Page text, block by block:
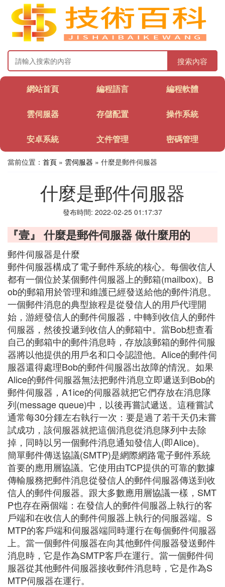
搜索內容
網站首頁 編程語言 編程軟體
雲伺服器 存儲配置 操作系統
安卓系統 文件管理 密碼管理
當前位置： 首頁 » 雲伺服器 » 什麼是郵件伺服器
什麼是郵件伺服器
發布時間: 2022-02-25 01:17:37
『壹』 什麼是郵件伺服器 做什麼用的
郵件伺服器是什麼
郵件伺服器構成了電子郵件系統的核心。每個收信人
都有一個位於某個郵件伺服器上的郵箱(mailbox)。B
ob的郵箱用於管理和維護已經發送給他的郵件消息。
一個郵件消息的典型旅程是從發信人的用戶代理開
始，游經發信人的郵件伺服器，中轉到收信人的郵件
伺服器，然後投遞到收信人的郵箱中。當Bob想查看
自己的郵箱中的郵件消息時，存放該郵箱的郵件伺服
器將以他提供的用戶名和口令認證他。Alice的郵件伺
服器還得處理Bob的郵件伺服器出故障的情況。如果
Alice的郵件伺服器無法把郵件消息立即遞送到Bob的
郵件伺服器，A1ice的伺服器就把它們存放在消息隊
列(message queue)中，以後再嘗試遞送。這種嘗試
通常每30分鍾左右執行一次：要是過了若干天仍未嘗
試成功，該伺服器就把這個消息從消息隊列中去除
掉，同時以另一個郵件消息通知發信人(即Alice)。
簡單郵件傳送協議(SMTP)是網際網路電子郵件系統
首要的應用層協議。它使用由TCP提供的可靠的數據
傳輸服務把郵件消息從發信人的郵件伺服器傳送到收
信人的郵件伺服器。跟大多數應用層協議一樣，SMT
P也存在兩個端：在發信人的郵件伺服器上執行的客
戶端和在收信人的郵件伺服器上執行的伺服器端。S
MTP的客戶端和伺服器端同時運行在每個郵件伺服器
上。當一個郵件伺服器在向其他郵件伺服器發送郵件
消息時，它是作為SMTP客戶在運行。當一個郵件伺
服器從其他郵件伺服器接收郵件消息時，它是作為S
MTP伺服器在運行。